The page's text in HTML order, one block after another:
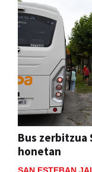
Bus zerbitzua
honetan
SAN ESTEBAN